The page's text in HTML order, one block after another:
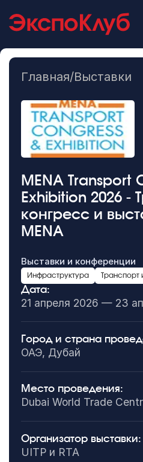
Главная/Выставки
MENA Transport
Exhibition 2026 -
конгресс и
MENA
Выставки и конференции
Инфраструктура Транспорт
Дата:
21 апреля 2026 — 23
Город и страна
ОАЭ, Дубай
Место проведения:
Dubai World Trade
Организатор выставки:
UITP и RTA